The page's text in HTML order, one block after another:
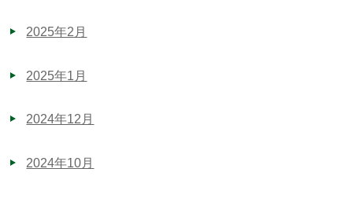
2025年2月
2025年1月
2024年12月
2024年10月